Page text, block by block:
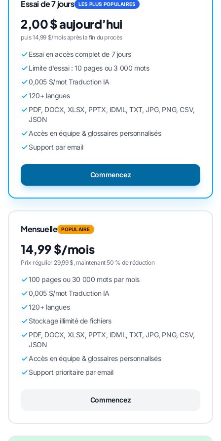
Essai de 7 jours LES PLUS POPULAIRES
2,00 $ aujourd’hui
puis 14,99 $/mois après la fin du procès
Essai en accès complet de 7 jours
Limite d’essai : 10 pages ou 3 000 mots
0,005 $/mot Traduction IA
120+ langues
PDF, DOCX, XLSX, PPTX, IDML, TXT, JPG, PNG, CSV,
JSON
Accès en équipe & glossaires personnalisés
Support par email
Commencez
Mensuelle POPULAIRE
14,99 $/mois
Prix régulier 29,99 $, maintenant 50 % de réduction
100 pages ou 30 000 mots par mois
0,005 $/mot Traduction IA
120+ langues
Stockage illimité de fichiers
PDF, DOCX, XLSX, PPTX, IDML, TXT, JPG, PNG, CSV,
JSON
Accès en équipe & glossaires personnalisés
Support prioritaire par email
Commencez